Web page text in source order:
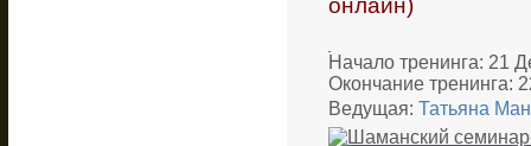
онлайн)
Начало тренинга: 21
Окончание тренинга:
Ведущая: Татьяна